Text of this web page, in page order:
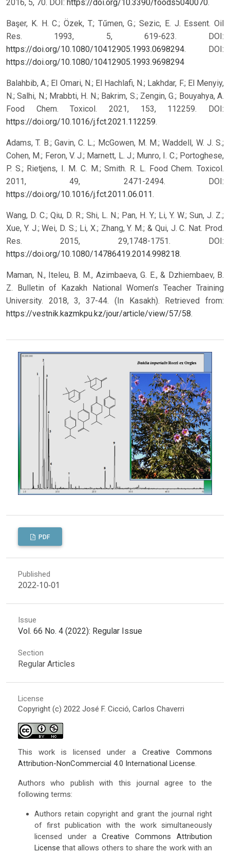
2016, 5, 70. DOI: https://doi.org/10.3390/foods5040070.
Başer, K. H. C.; Özek, T.; Tűmen, G.; Sezic, E. J. Essent. Oil
Res. 1993, 5, 619-623. DOI:
https://doi.org/10.1080/10412905.1993.0698294. DOI:
https://doi.org/10.1080/10412905.1993.9698294
Balahbib, A.; El Omari, N.; El Hachlafi, N.; Lakhdar, F.; El Menyiy,
N.; Salhi, N.; Mrabbti, H. N.; Bakrim, S.; Zengin, G.; Bouyahya, A.
Food Chem. Toxicol. 2021, 153, 112259. DOI:
https://doi.org/10.1016/j.fct.2021.112259.
Adams, T. B.; Gavin, C. L.; McGowen, M. M.; Waddell, W. J. S.;
Cohen, M.; Feron, V. J.; Marnett, L. J.; Munro, I. C.; Portoghese,
P. S.; Rietjens, I. M. C. M.; Smith. R. L. Food Chem. Toxicol.
2011, 49, 2471-2494. DOI:
https://doi.org/10.1016/j.fct.2011.06.011.
Wang, D. C.; Qiu, D. R.; Shi, L. N.; Pan, H. Y.; Li, Y. W.; Sun, J. Z.;
Xue, Y. J.; Wei, D. S.; Li, X.; Zhang, Y. M.; & Qui, J. C. Nat. Prod.
Res. 2015, 29,1748-1751. DOI:
https://doi.org/10.1080/14786419.2014.998218.
Maman, N., Iteleu, B. M., Azimbaeva, G. E., & Dzhiembaev, B.
Z. Bulletin of Kazakh National Women’s Teacher Training
University. 2018, 3, 37-44. (In Kasakh). Retrieved from:
https://vestnik.kazmkpu.kz/jour/article/view/57/58.
PDF
Published
2022-10-01
Issue
Vol. 66 No. 4 (2022): Regular Issue
Section
Regular Articles
License
Copyright (c) 2022 José F. Cicció, Carlos Chaverri
This work is licensed under aCreative Commons
Attribution-NonCommercial 4.0 International License.
Authors who publish with this journal agree to the
following terms:
Authors retain copyright and grant the journal right
of first publication with the work simultaneously
licensed under aCreative Commons Attribution
License that allows others to share the work with an